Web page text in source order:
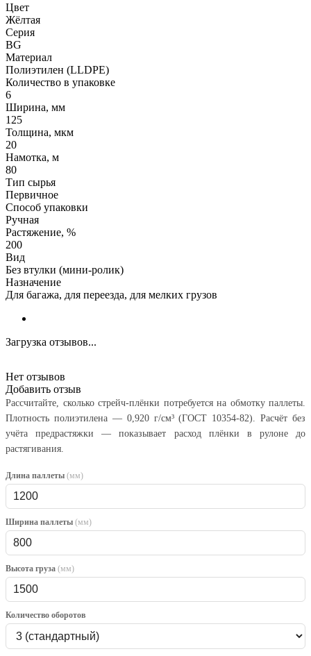
Цвет
Жёлтая
Серия
BG
Материал
Полиэтилен (LLDPE)
Количество в упаковке
6
Ширина, мм
125
Толщина, мкм
20
Намотка, м
80
Тип сырья
Первичное
Способ упаковки
Ручная
Растяжение, %
200
Вид
Без втулки (мини-ролик)
Назначение
Для багажа, для переезда, для мелких грузов
Загрузка отзывов...
Нет отзывов
Добавить отзыв
Рассчитайте, сколько стрейч-плёнки потребуется на обмотку паллеты.
Плотность полиэтилена — 0,920 г/см³ (ГОСТ 10354-82). Расчёт без
учёта предрастяжки — показывает расход плёнки в рулоне до
растягивания.
Длина паллеты (мм)
Ширина паллеты (мм)
Высота груза (мм)
Количество оборотов